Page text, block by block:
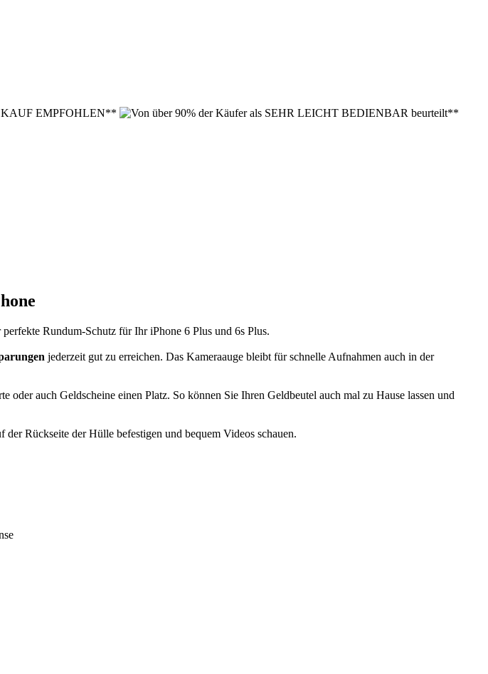
perfekte Rundum-Schutz für Ihr iPhone 6 Plus und 6s Plus.
jederzeit gut zu erreichen. Das Kameraauge bleibt für schnelle Aufnahmen auch in der
oder auch Geldscheine einen Platz. So können Sie Ihren Geldbeutel auch mal zu Hause lassen und
Rückseite der Hülle befestigen und bequem Videos schauen.